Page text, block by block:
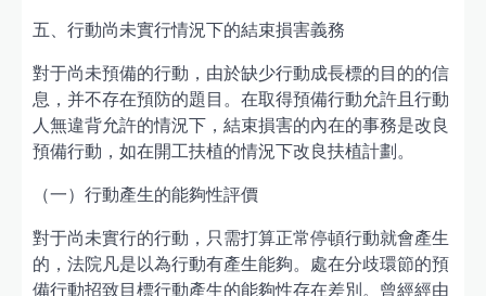
五、行動尚未實行情況下的結束損害義務
對于尚未預備的行動，由於缺少行動成長標的目的的信
息，并不存在預防的題目。在取得預備行動允許且行動
人無違背允許的情況下，結束損害的內在的事務是改良
預備行動，如在開工扶植的情況下改良扶植計劃。
（一）行動產生的能夠性評價
對于尚未實行的行動，只需打算正常停頓行動就會產生
的，法院凡是以為行動有產生能夠。處在分歧環節的預
備行動招致目標行動產生的能夠性存在差別。曾經經由